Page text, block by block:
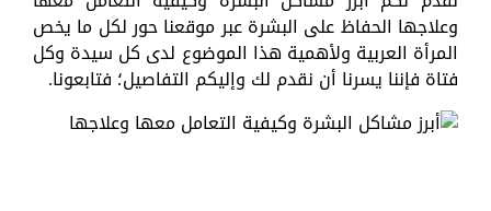
وعلاجها الحفاظ على البشرة عبر موقعنا حور لكل ما يخص
المرأة العربية ولأهمية هذا الموضوع لدى كل سيدة وكل
فتاة فإننا يسرنا أن نقدم لك وإليكم التفاصيل؛ فتابعونا.